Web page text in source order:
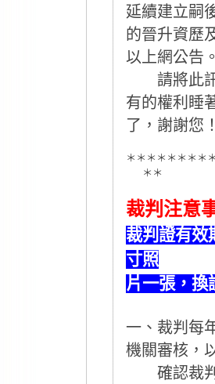
延續建立嗣
的晉升資歷
以上網公告
請將此訊
有的權利睡
了，謝謝您
＊＊＊＊＊＊＊＊
＊＊
裁判注意
裁判證有效
寸照
片一張，換
一、裁判每
機關審核，
確認裁